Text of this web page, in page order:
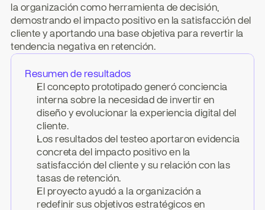
la organización como herramienta de decisión,
demostrando el impacto positivo en la satisfacción del
cliente y aportando una base objetiva para revertir la
tendencia negativa en retención.
Resumen de resultados
El concepto prototipado generó conciencia
interna sobre la necesidad de invertir en
diseño y evolucionar la experiencia digital del
cliente.
Los resultados del testeo aportaron evidencia
concreta del impacto positivo en la
satisfacción del cliente y su relación con las
tasas de retención.
El proyecto ayudó a la organización a
redefinir sus objetivos estratégicos en